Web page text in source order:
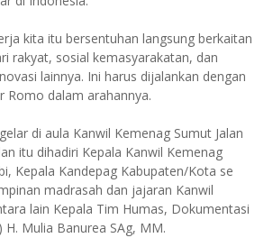
kita itu bersentuhan langsung berkaitan
rakyat, sosial kemasyarakatan, dan
lainnya. Ini harus dijalankan dengan
Romo dalam arahannya.
di aula Kanwil Kemenag Sumut Jalan
itu dihadiri Kepala Kanwil Kemenag
Kepala Kandepag Kabupaten/Kota se
madrasah dan jajaran Kanwil
lain Kepala Tim Humas, Dokumentasi
Mulia Banurea SAg, MM.